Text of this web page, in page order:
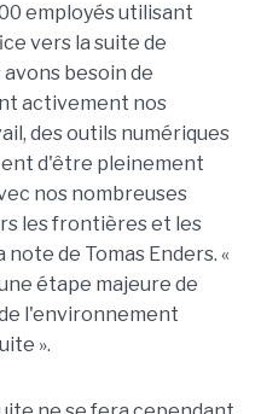
employés utilisant
vers la suite de
avons besoin de
activement nos
des outils numériques
d'être pleinement
nos nombreuses
les frontières et les
de Tomas Enders. «
étape majeure de
l'environnement
».